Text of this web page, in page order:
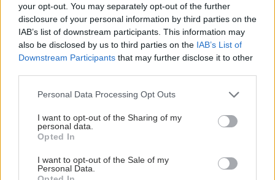
your opt-out. You may separately opt-out of the further
disclosure of your personal information by third parties on the
IAB’s list of downstream participants. This information may
also be disclosed by us to third parties on the IAB’s List of
Downstream Participants that may further disclose it to other
Please note that this website/app uses one or more Google
not limited to your visit or usage behaviour. You may click to
grant or deny consent to Google and its third-party tags to
use your data for below specified purposes in below Google
consent section.
Personal Data Processing Opt Outs
I want to opt-out of the Sharing of my
personal data.
Opted In
I want to opt-out of the Sale of my
Personal Data.
Αδ. Γεωργιάδης στη Ρόδο: ''Σε ενάμιση χρόνο, το
νοσοκομείο θα είναι καινούργιο''- 'Αμεσα μέτρα για
την αντιμετώπιση των σοβαρών ελλείψεων
προσωπικού